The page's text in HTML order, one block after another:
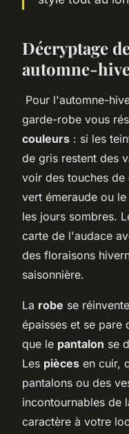
Décryptage
automne-
Pour l'automne-
garde-robe vous
couleurs : si les
de gris restent des
voir des touches de
vert émeraude ou
les jours sombres.
carte de l'audace
des floraisons
saisonnière.
La robe se
épaisses et se pare
que le pantalon se
Les pièces en cuir,
pantalons ou des
incontournables de
caractère à votre